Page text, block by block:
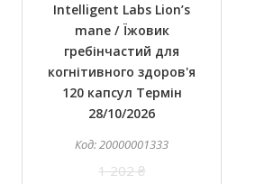
Intelligent Labs Lion’s
mane / Їжовик
гребінчастий для
когнітивного здоров'я
120 капсул Термін
28/10/2026
20000001333
1 202 ₴